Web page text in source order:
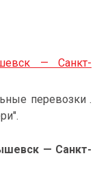
— Санкт-
перевозки .
— Санкт-